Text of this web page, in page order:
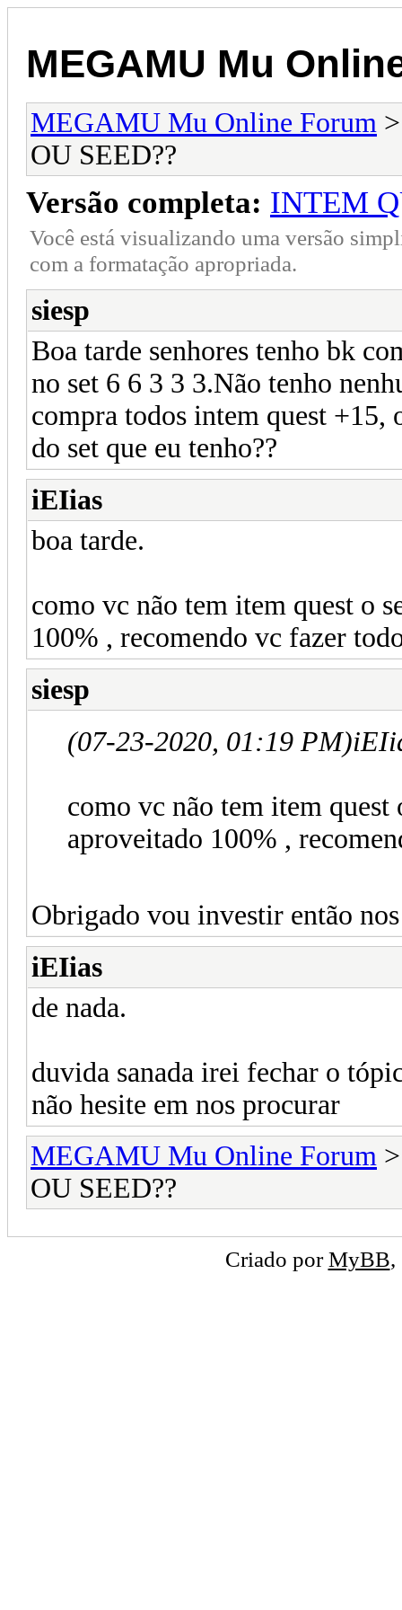
MEGAMU Mu
MEGAMU Mu Online Forum
OU SEED??
Versão completa: INTEM
Você está visualizando uma versão
com a formatação apropriada.
siesp
Boa tarde senhores tenho bk
no set 6 6 3 3 3.Não tenho
compra todos intem quest +15,
do set que eu tenho??
iEIias
boa tarde.
como vc não tem item quest o
100% , recomendo vc fazer
siesp
(07-23-2020, 01:19 PM)
como vc não tem item quest
aproveitado 100% ,
Obrigado vou investir então
iEIias
de nada.
duvida sanada irei fechar o
não hesite em nos procurar
MEGAMU Mu Online Forum
OU SEED??
Criado porMyBB,